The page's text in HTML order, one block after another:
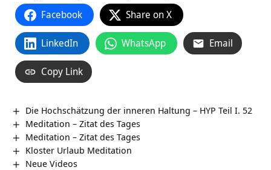
Facebook Share on X
LinkedIn WhatsApp Email
Copy Link
Die Hochschätzung der inneren Haltung – HYP Teil I. 52
Meditation – Zitat des Tages
Meditation – Zitat des Tages
Kloster Urlaub Meditation
Neue Videos